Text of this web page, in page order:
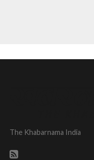
The Khabarnama India